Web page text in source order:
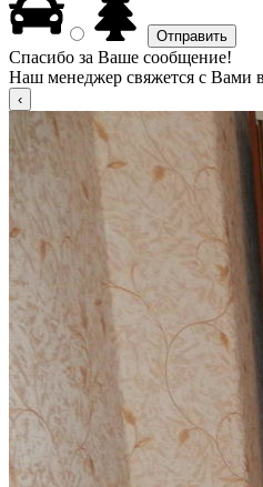
Спасибо за Ваше сообщение!
Наш менеджер свяжется с Вами